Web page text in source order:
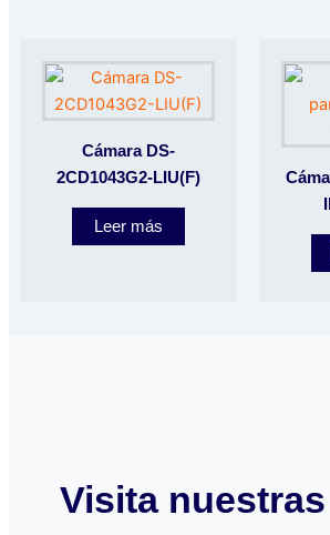
Cámara DS-
2CD1043G2-LIU(F)
Leer más
Visita